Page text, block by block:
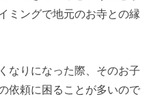
ミングで地元のお寺との縁
なりになった際、そのお子
依頼に困ることが多いので